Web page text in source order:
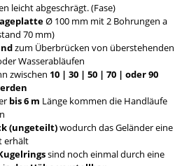
leicht abgeschrägt. (Fase)
Ø 100 mm mit 2 Bohrungen a
70 mm)
zum Überbrücken von überstehenden
Wasserabläufen
zwischen 10 | 30 | 50 | 70 | oder 90
bis 6 m Länge kommen die Handläufe
(ungeteilt)wodurch das Geländer eine
erhält
sind noch einmal durch eine